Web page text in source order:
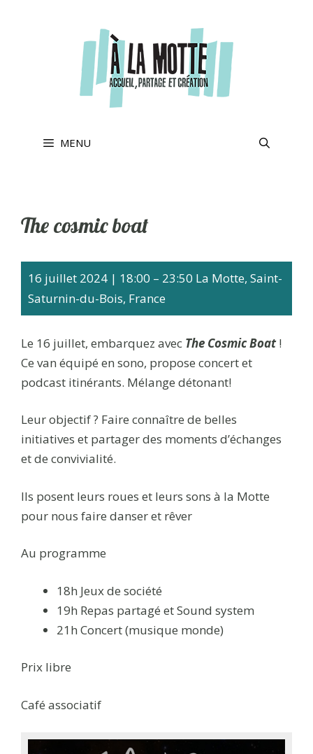
MENU
The cosmic boat
16 juillet 2024 | 18:00 – 23:50 La Motte, Saint-
Saturnin-du-Bois, France
Le 16 juillet, embarquez avec The Cosmic Boat!
Ce van équipé en sono, propose concert et
podcast itinérants. Mélange détonant!
Leur objectif ? Faire connaître de belles
initiatives et partager des moments d’échanges
et de convivialité.
Ils posent leurs roues et leurs sons à la Motte
pour nous faire danser et rêver
Au programme
18h Jeux de société
19h Repas partagé et Sound system
21h Concert (musique monde)
Prix libre
Café associatif